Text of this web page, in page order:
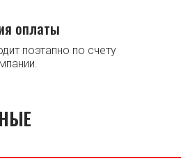
оплаты
поэтапно по счету